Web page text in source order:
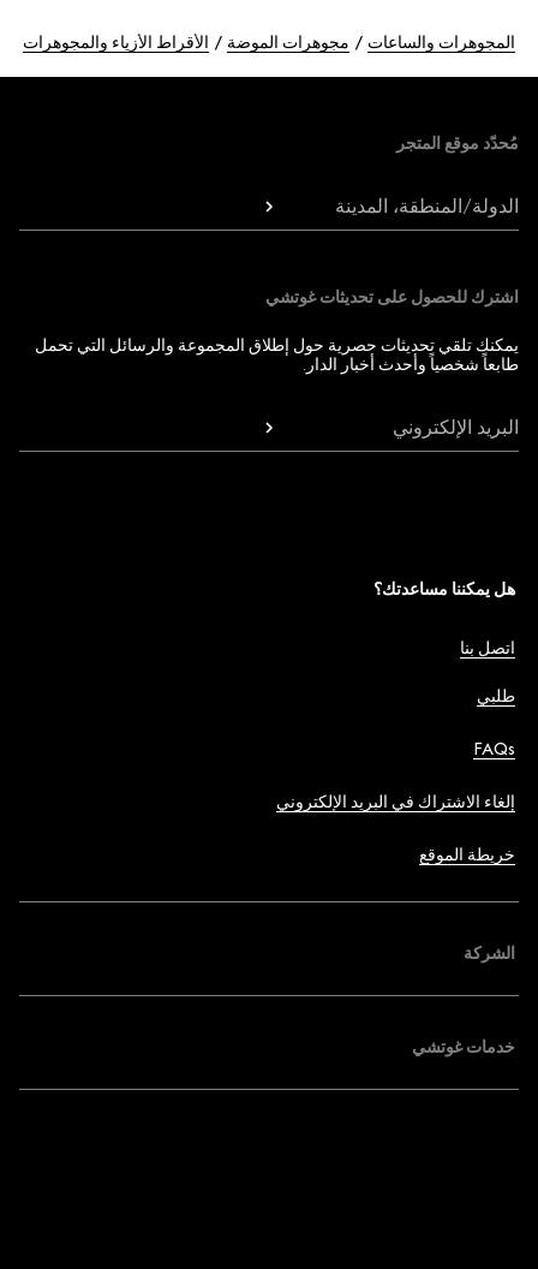
المجوهرات والساعات مجوهرات الموضة الأقراط الأزياء والمجوهرات
مُحدّد موقع المتجر
الدولة/المنطقة، المدينة
اشترك للحصول على تحديثات غوتشي
يمكنك تلقي تحديثات حصرية حول إطلاق المجموعة والرسائل التي تحمل
طابعاً شخصياً وأحدث أخبار الدار.
البريد الإلكتروني
هل يمكننا مساعدتك؟
اتصل بنا
طلبي
FAQs
إلغاء الاشتراك في البريد الإلكتروني
خريطة الموقع
الشركة
خدمات غوتشي